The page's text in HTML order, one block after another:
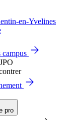
en-Yvelines
campus
pro